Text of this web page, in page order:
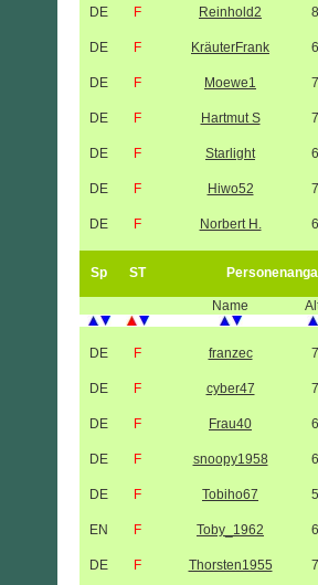
DE F Reinhold2
DE F KräuterFrank
DE F Moewe1
DE F Hartmut S
DE F Starlight
DE F Hiwo52
DE F Norbert H.
Sp ST
Name
DE F franzec
DE F cyber47
DE F Frau40
DE F snoopy1958
DE F Tobiho67
EN F Toby_1962
DE F Thorsten1955